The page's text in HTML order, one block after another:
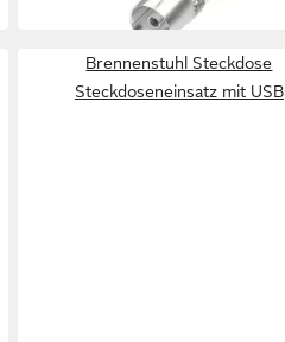
Brennenstuhl Steckdose
Steckdoseneinsatz mit USB